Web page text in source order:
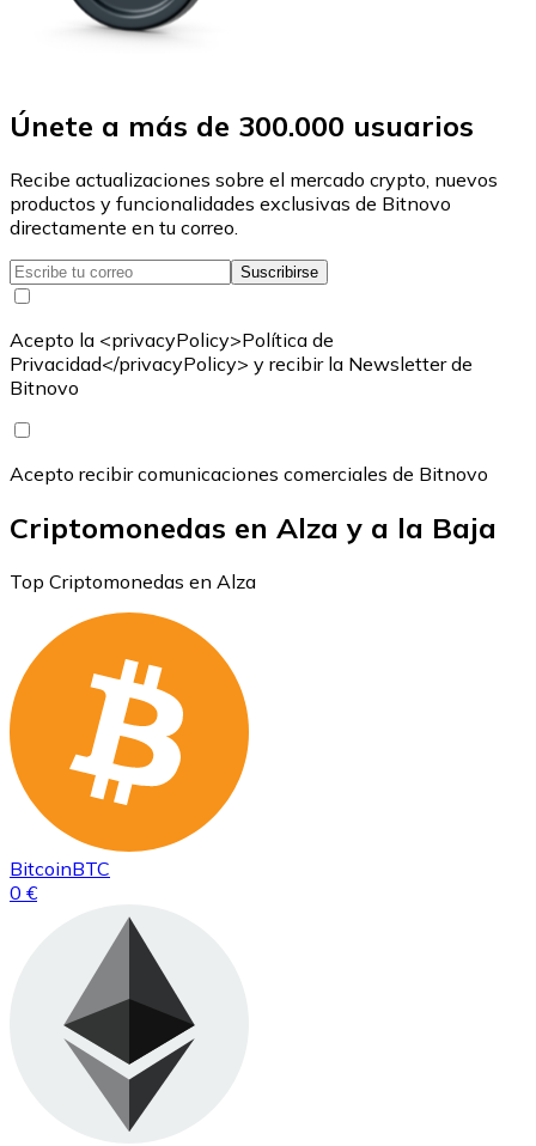
Únete a más de 300.000 usuarios
Recibe actualizaciones sobre el mercado crypto, nuevos
productos y funcionalidades exclusivas de Bitnovo
directamente en tu correo.
Suscribirse
Acepto la <privacyPolicy>Política de
Privacidad</privacyPolicy> y recibir la Newsletter de
Bitnovo
Acepto recibir comunicaciones comerciales de Bitnovo
Criptomonedas en Alza y a la Baja
Top Criptomonedas en Alza
BitcoinBTC
0 €